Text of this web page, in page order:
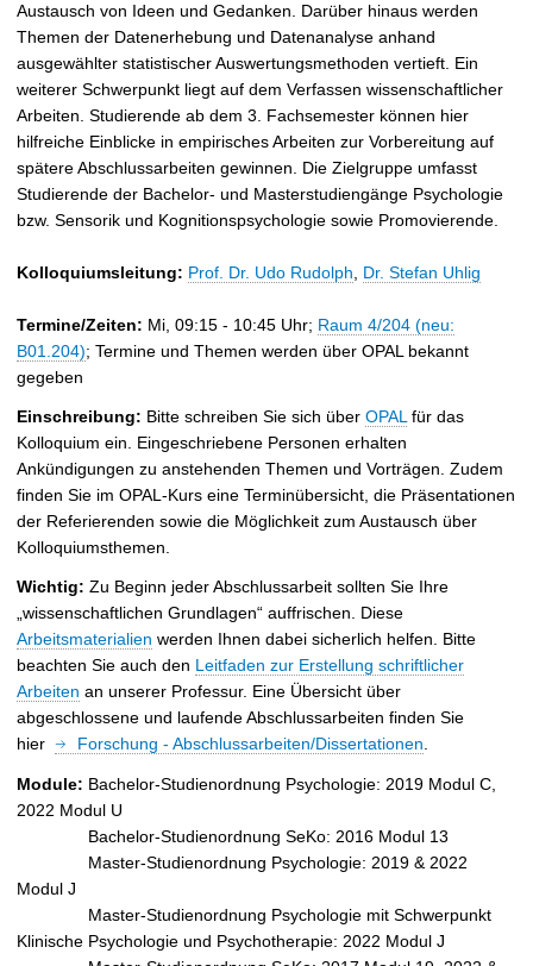
Austausch von Ideen und Gedanken. Darüber hinaus werden
Themen der Datenerhebung und Datenanalyse anhand
ausgewählter statistischer Auswertungsmethoden vertieft. Ein
weiterer Schwerpunkt liegt auf dem Verfassen wissenschaftlicher
Arbeiten. Studierende ab dem 3. Fachsemester können hier
hilfreiche Einblicke in empirisches Arbeiten zur Vorbereitung auf
spätere Abschlussarbeiten gewinnen. Die Zielgruppe umfasst
Studierende der Bachelor- und Masterstudiengänge Psychologie
bzw. Sensorik und Kognitionspsychologie sowie Promovierende.
Kolloquiumsleitung: Prof. Dr. Udo Rudolph, Dr. Stefan Uhlig
Termine/Zeiten: Mi, 09:15 - 10:45 Uhr; Raum 4/204 (neu:
B01.204); Termine und Themen werden über OPAL bekannt
gegeben
Einschreibung: Bitte schreiben Sie sich über OPALfür das
Kolloquium ein. Eingeschriebene Personen erhalten
Ankündigungen zu anstehenden Themen und Vorträgen. Zudem
finden Sie im OPAL-Kurs eine Terminübersicht, die Präsentationen
der Referierenden sowie die Möglichkeit zum Austausch über
Kolloquiumsthemen.
Wichtig: Zu Beginn jeder Abschlussarbeit sollten Sie Ihre
„wissenschaftlichen Grundlagen“ auffrischen. Diese
Arbeitsmaterialien werden Ihnen dabei sicherlich helfen. Bitte
beachten Sie auch den Leitfaden zur Erstellung schriftlicher
Arbeiten an unserer Professur. Eine Übersicht über
abgeschlossene und laufende Abschlussarbeiten finden Sie
hier
Forschung - Abschlussarbeiten/Dissertationen.
Module: Bachelor-Studienordnung Psychologie: 2019 Modul C,
2022 Modul U
Bachelor-Studienordnung SeKo: 2016 Modul 13
Master-Studienordnung Psychologie: 2019 & 2022
Modul J
Master-Studienordnung Psychologie mit Schwerpunkt
Klinische Psychologie und Psychotherapie: 2022 Modul J